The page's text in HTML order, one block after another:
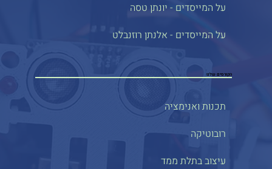
הקורסים שלנו
תכנות ואנימציה
רובוטיקה
עיצוב בתלת ממד
על המייסדים - יונתן טסה
על המייסדים - אלנתן רוזנבלט